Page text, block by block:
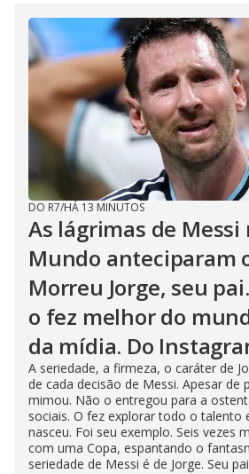
DO R7/HÁ 13 MINUTOS
As lágrimas de Messi
Mundo anteciparam
Morreu Jorge, seu
o fez melhor do
da mídia. Do
A seriedade, a firmeza, o caráter de
de cada decisão de Messi. Apesar de
mimou. Não o entregou para a
sociais. O fez explorar todo o talento
nasceu. Foi seu exemplo. Seis vezes
com uma Copa, espantando o
seriedade de Messi é de Jorge. Seu pai